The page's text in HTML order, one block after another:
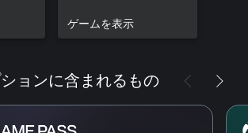
ゲームを表示
ョンに含まれるもの